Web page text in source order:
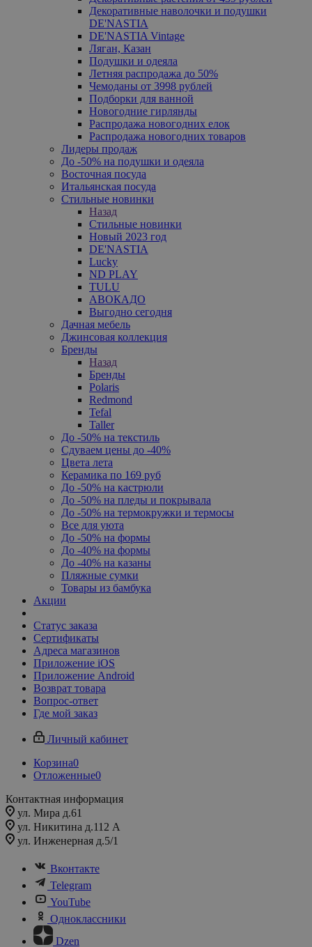
Декоративные наволочки и подушки
DE'NASTIA
DE'NASTIA Vintage
Ляган, Казан
Подушки и одеяла
Летняя распродажа до 50%
Чемоданы от 3998 рублей
Подборки для ванной
Новогодние гирлянды
Распродажа новогодних елок
Распродажа новогодних товаров
Лидеры продаж
До -50% на подушки и одеяла
Восточная посуда
Итальянская посуда
Стильные новинки
Назад
Стильные новинки
Новый 2023 год
DE'NASTIA
Lucky
ND PLAY
TULU
АВОКАДО
Выгодно сегодня
Дачная мебель
Джинсовая коллекция
Бренды
Назад
Бренды
Polaris
Redmond
Tefal
Taller
До -50% на текстиль
Сдуваем цены до -40%
Цвета лета
Керамика по 169 руб
До -50% на кастрюли
До -50% на пледы и покрывала
До -50% на термокружки и термосы
Все для уюта
До -50% на формы
До -40% на формы
До -40% на казаны
Пляжные сумки
Товары из бамбука
Акции
Статус заказа
Сертификаты
Адреса магазинов
Приложение iOS
Приложение Android
Возврат товара
Вопрос-ответ
Где мой заказ
Личный кабинет
Корзина0
Отложенные0
Контактная информация
ул. Мира д.61
ул. Никитина д.112 А
ул. Инженерная д.5/1
Вконтакте
Telegram
YouTube
Одноклассники
Dzen